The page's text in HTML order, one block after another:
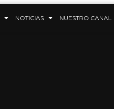
NOTICIAS NUESTRO CANAL